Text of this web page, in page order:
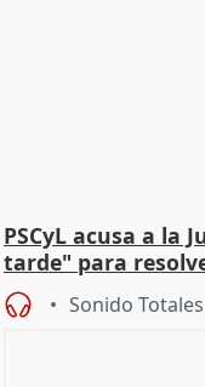
PSCyL acusa a la
tarde" para
Sonido Totales